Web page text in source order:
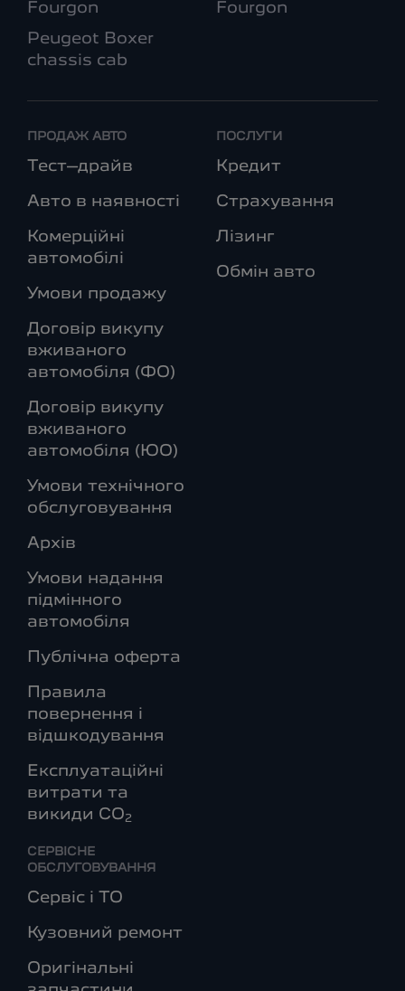
Fourgon
Fourgon
Peugeot Boxer
chassis cab
ПРОДАЖ АВТО
Тест–драйв
Авто в наявності
Комерційні
автомобілі
Умови продажу
Договір викупу
вживаного
автомобіля (ФО)
Договір викупу
вживаного
автомобіля (ЮО)
Умови технічного
обслуговування
Архів
Умови надання
підмінного
автомобіля
Публічна оферта
Правила
повернення і
відшкодування
Експлуатаційні
витрати та
викиди СО2
ПОСЛУГИ
Кредит
Страхування
Лізинг
Обмін авто
СЕРВІСНЕ
ОБСЛУГОВУВАННЯ
Сервіс і ТО
Кузовний ремонт
Оригінальні